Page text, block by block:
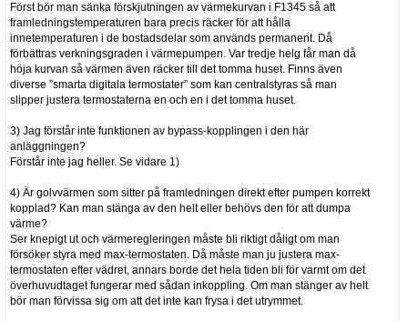
Först bör man sänka förskjutningen av värmekurvan i F1345 så att
framledningstemperaturen bara precis räcker för att hålla
innetemperaturen i de bostadsdelar som används permanent. Då
förbättras verkningsgraden i värmepumpen. Var tredje helg får man då
höja kurvan så värmen även räcker till det tomma huset. Finns även
diverse ”smarta digitala termostater” som kan centralstyras så man
slipper justera termostaterna en och en i det tomma huset.
3) Jag förstår inte funktionen av bypass-kopplingen i den här
anläggningen?
Förstår inte jag heller. Se vidare 1)
4) Är golvvärmen som sitter på framledningen direkt efter pumpen korrekt
kopplad? Kan man stänga av den helt eller behövs den för att dumpa
värme?
Ser knepigt ut och värmeregleringen måste bli riktigt dåligt om man
försöker styra med max-termostaten. Då måste man ju justera max-
termostaten efter vädret, annars borde det hela tiden bli för varmt om det
överhuvudtaget fungerar med sådan inkoppling. Om man stänger av helt
bör man förvissa sig om att det inte kan frysa i det utrymmet.